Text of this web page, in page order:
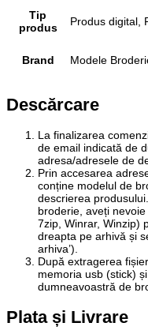
Tip
produs
Produs digital,
Brand Modele
Descărcare
La finalizarea
de email indicată de
adresa/adresele de
Prin accesarea
conține modelul de
descrierea
broderie, aveți
7zip, Winrar, Winzip)
dreapta pe arhivă și
arhiva’).
După extragerea
memoria usb (stick)
dumneavoastră de
Plata și Livrare